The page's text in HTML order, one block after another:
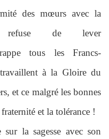
des mœurs avec la
refuse de lever
tous les Francs-
à la Gloire du
et ce malgré les bonnes
et la tolérance !
la sagesse avec son